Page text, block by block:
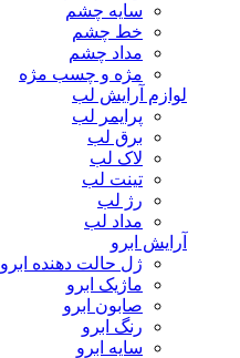
سایه چشم
خط چشم
مداد چشم
مژه و چسب مژه
لوازم آرایش لب
پرایمر لب
برق لب
لاک لب
تینت لب
رژ لب
مداد لب
آرایش ابرو
ژل حالت دهنده ابرو
ماژیک ابرو
صابون ابرو
رنگ ابرو
سایه ابرو